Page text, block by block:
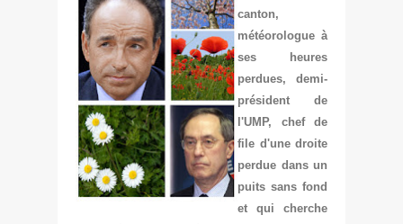
canton,
météorologue à
ses heures
perdues, demi-
président de
l'UMP, chef de
file d'une droite
perdue dans un
puits sans fond
et qui cherche